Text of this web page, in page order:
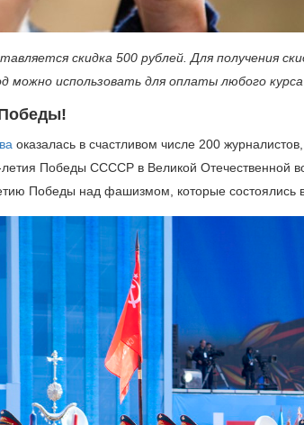
скидка 500 рублей. Для получения
можно использовать для оплаты любого
оказалась в счастливом числе 200
Победы ССССР в Великой Отечественной
Победы над фашизмом, которые состоялись